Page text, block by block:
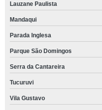
Lauzane Paulista
Mandaqui
Parada Inglesa
Parque São Domingos
Serra da Cantareira
Tucuruvi
Vila Gustavo